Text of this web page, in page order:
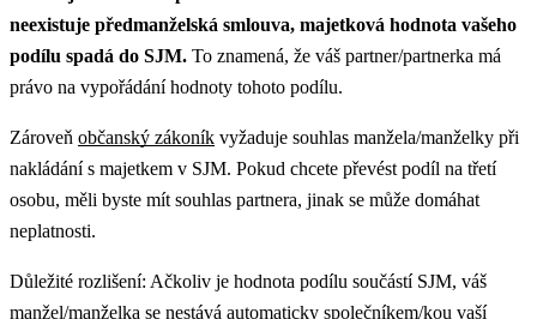
neexistuje předmanželská smlouva, majetková hodnota vašeho
podílu spadá do SJM. To znamená, že váš partner/partnerka má
právo na vypořádání hodnoty tohoto podílu.
Zároveň občanský zákoník vyžaduje souhlas manžela/manželky při
nakládání s majetkem v SJM. Pokud chcete převést podíl na třetí
osobu, měli byste mít souhlas partnera, jinak se může domáhat
neplatnosti.
Důležité rozlišení: Ačkoliv je hodnota podílu součástí SJM, váš
manžel/manželka se nestává automaticky společníkem/kou vaší